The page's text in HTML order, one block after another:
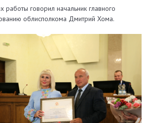
работы говорил начальник главного
облисполкома Дмитрий Хома.